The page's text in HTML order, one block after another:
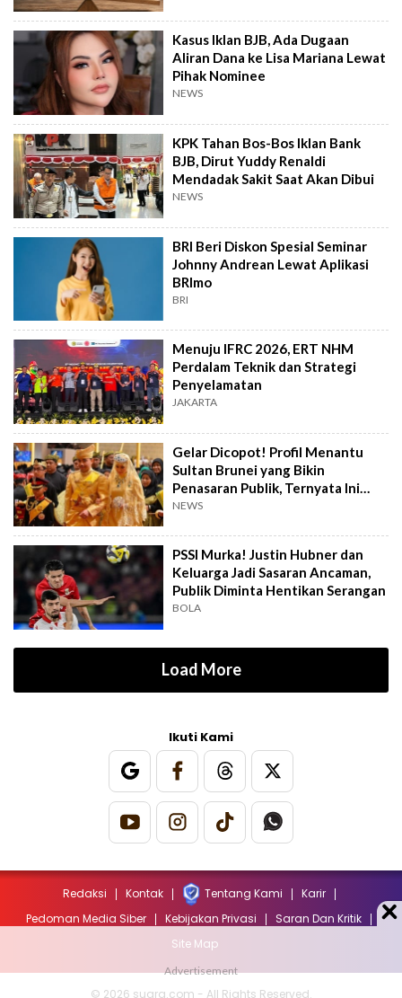
Kasus Iklan BJB, Ada Dugaan
Aliran Dana ke Lisa Mariana Lewat
Pihak Nominee
NEWS
KPK Tahan Bos-Bos Iklan Bank
BJB, Dirut Yuddy Renaldi
Mendadak Sakit Saat Akan Dibui
NEWS
BRI Beri Diskon Spesial Seminar
Johnny Andrean Lewat Aplikasi
BRImo
BRI
Menuju IFRC 2026, ERT NHM
Perdalam Teknik dan Strategi
Penyelamatan
JAKARTA
Gelar Dicopot! Profil Menantu
Sultan Brunei yang Bikin
Penasaran Publik, Ternyata Ini
Kasusnya
NEWS
PSSI Murka! Justin Hubner dan
Keluarga Jadi Sasaran Ancaman,
Publik Diminta Hentikan Serangan
BOLA
Load More
Ikuti Kami
Redaksi Kontak Tentang Kami
Karir
Pedoman Media Siber
Kebijakan Privasi
Saran Dan Kritik
Site Map
© 2026 suara.com - All Rights Reserved.